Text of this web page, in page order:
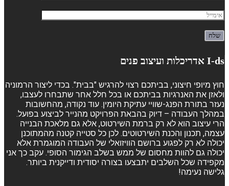
I-ds אדריכלות ועיצוב פנים
חוץ מיופי חיצוני, בביתכם רצוי להרגיש "בבית". בכדי ליצור הרמוניה
ולאזן את האנרגיות בביתכם או בכל חלל אחר שתבחרו לעצבו,
נעזר בתורת הפנג-שוויי עתיקת היומין. עוד נקודה, מהחשובות
במהלך העבודה – דיוק בהבאת הפרויקט מהנייר לביצוע בפועל.
הרי עיצוב הוא לא רק ברמת השירטוט, אלא גם מלאכת הבנייה
עצמה, תכנון והכנת השירטוטים. לכן כל סטייה קטנה מהמתוכנן
יכולה לא רק לפגוע ברושם הוויזואלי של העבודה המוגמרת אלא
יכולה גם להוות מחסום של ממש בשלב הגימור הסופי. עקב כך אני
מקפידה שכל השלבים יתבצעו בצורה יסודית ודייקנית ביותר.
גלישה נעימה!